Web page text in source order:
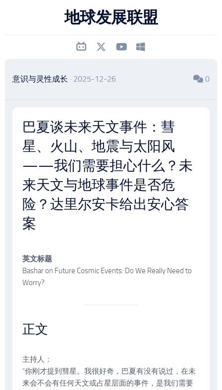
地球发展联盟
意识与灵性成长 · 2025-12-26 0
巴夏谈未来天文事件：彗
星、火山、地震与太阳风
——我们需要担心什么？未
来天文与地球事件是否危
险？达里尔安卡给出安心答
案
英文标题
Bashar on Future Cosmic Events: Do We Really Need to
Worry?
正文
主持人：
“你刚才提到彗星。我很好奇，巴夏有没有说过，在未
来会不会有任何天文或占星层面的事件，是我们需要